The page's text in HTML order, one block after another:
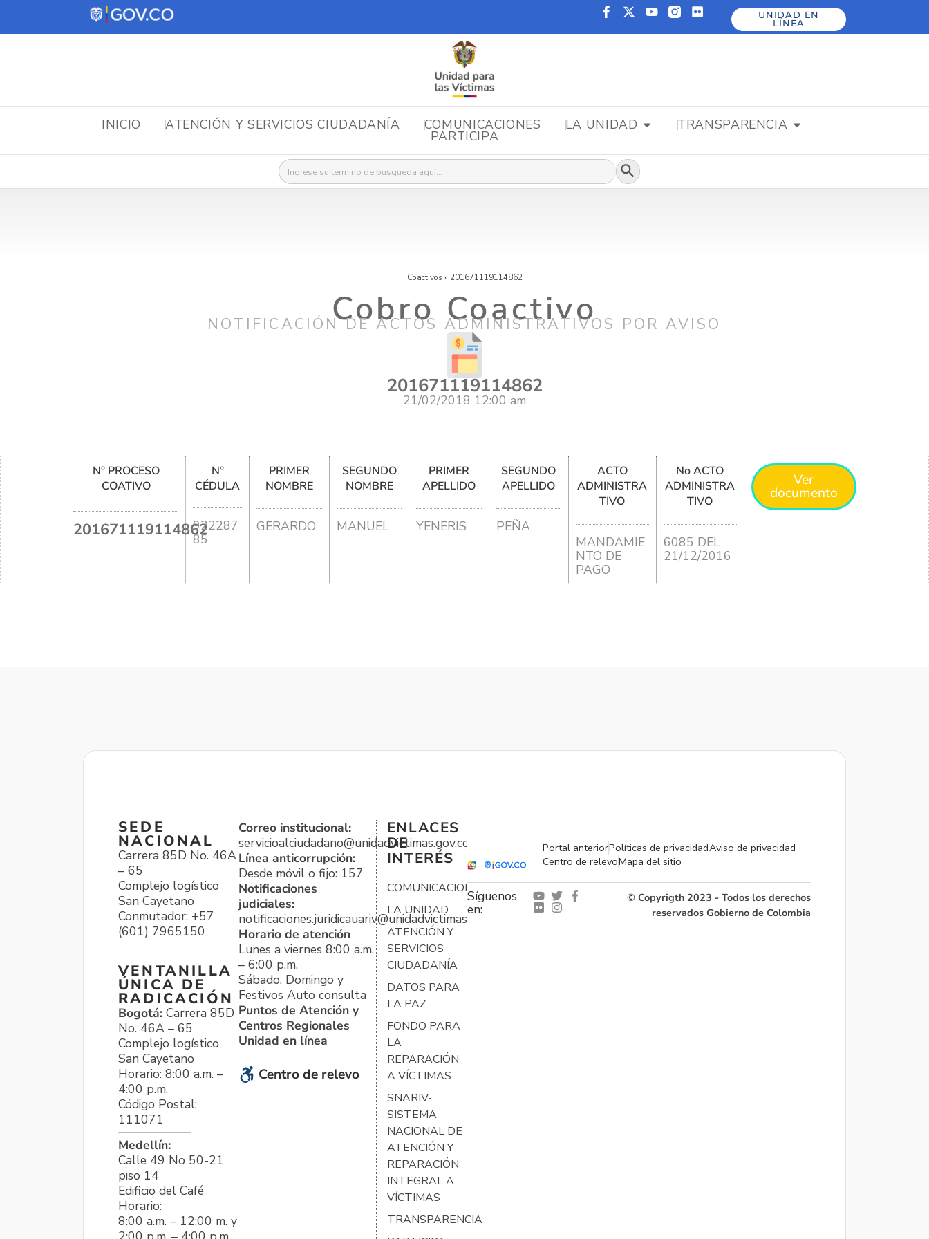
UNIDAD EN
LÍNEA
INICIO ATENCIÓN Y SERVICIOS CIUDADANÍA COMUNICACIONES LA UNIDAD TRANSPARENCIA
PARTICIPA
Buscar: Botón de búsqueda
Coactivos » 201671119114862
Cobro Coactivo
NOTIFICACIÓN DE ACTOS ADMINISTRATIVOS POR AVISO
201671119114862
21/02/2018 12:00 am
N° PROCESO
COATIVO
201671119114862
N°
CÉDULA
922287
85
PRIMER
NOMBRE
GERARDO
SEGUNDO
NOMBRE
MANUEL
PRIMER
APELLIDO
YENERIS
SEGUNDO
APELLIDO
PEÑA
ACTO
ADMINISTRA
TIVO
MANDAMIE
NTO DE
PAGO
No ACTO
ADMINISTRA
TIVO
6085 DEL
21/12/2016
Ver
documento
SEDE
NACIONAL
Carrera 85D No. 46A
– 65
Complejo logístico
San Cayetano
Conmutador: +57
(601) 7965150
VENTANILLA
ÚNICA DE
RADICACIÓN
Bogotá: Carrera 85D
No. 46A – 65
Complejo logístico
San Cayetano
Horario: 8:00 a.m. –
4:00 p.m.
Código Postal:
111071
Medellín:
Calle 49 No 50-21
piso 14
Edificio del Café
Horario:
8:00 a.m. – 12:00 m. y
Correo institucional:
servicioalciudadano@unidadvictimas.gov.co
Línea anticorrupción:
Desde móvil o fijo: 157
Notificaciones
judiciales:
notificaciones.juridicauariv@unidadvictimas.gov.co
Horario de atención
Lunes a viernes 8:00 a.m.
– 6:00 p.m.
Sábado, Domingo y
Festivos Auto consulta
Puntos de Atención y
Centros Regionales
Unidad en línea
Centro de relevo
ENLACES
DE
INTERÉS
COMUNICACIONES
LA UNIDAD
ATENCIÓN Y
SERVICIOS
CIUDADANÍA
DATOS PARA
LA PAZ
FONDO PARA
LA
REPARACIÓN
A VÍCTIMAS
SNARIV-
SISTEMA
NACIONAL DE
ATENCIÓN Y
REPARACIÓN
INTEGRAL A
VÍCTIMAS
TRANSPARENCIA
Portal anteriorPolíticas de privacidadAviso de privacidad
Centro de relevoMapa del sitio
Síguenos
en:
© Copyrigth 2023 - Todos los derechos
reservados Gobierno de Colombia